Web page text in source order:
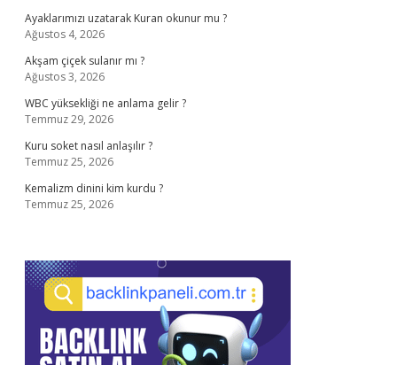
Ayaklarımızı uzatarak Kuran okunur mu ?
Ağustos 4, 2026
Akşam çiçek sulanır mı ?
Ağustos 3, 2026
WBC yüksekliği ne anlama gelir ?
Temmuz 29, 2026
Kuru soket nasıl anlaşılır ?
Temmuz 25, 2026
Kemalizm dinini kim kurdu ?
Temmuz 25, 2026